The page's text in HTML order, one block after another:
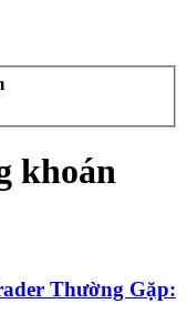
khoán
Thường Gặp: